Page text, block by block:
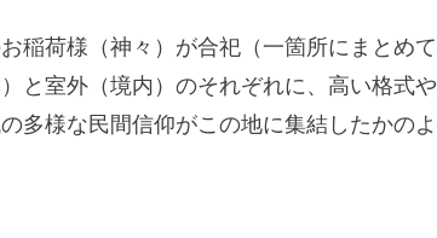
稲荷様（神々）が合祀（一箇所にまとめて
と室外（境内）のそれぞれに、高い格式や
多様な民間信仰がこの地に集結したかのよ